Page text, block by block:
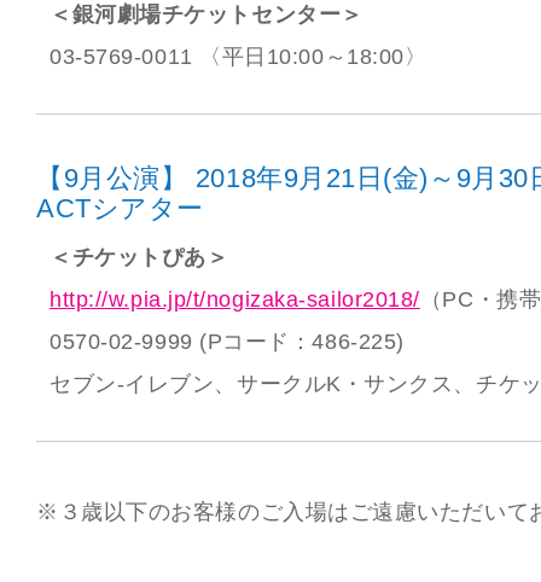
＜銀河劇場チケットセンター＞
03-5769-0011 〈平日10:00～18:00〉
【9月公演】 2018年9月21日(金)～9月
ACTシアター
＜チケットぴあ＞
http://w.pia.jp/t/nogizaka-sailor2018/ （PC・携
0570-02-9999 (Pコード：486-225)
セブン-イレブン、サークルK・サンクス、チケ
※３歳以下のお客様のご入場はご遠慮いただいて